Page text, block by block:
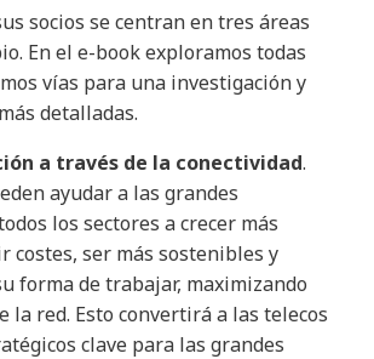
socios se centran en tres áreas
En el e-book exploramos todas
vías para una investigación y
detalladas.
a través de la conectividad.
ayudar a las grandes
los sectores a crecer más
costes, ser más sostenibles y
forma de trabajar, maximizando
la red. Esto convertirá a las telecos
clave para las grandes